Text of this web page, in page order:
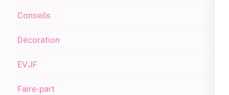
Conseils
Décoration
EVJF
Faire-part